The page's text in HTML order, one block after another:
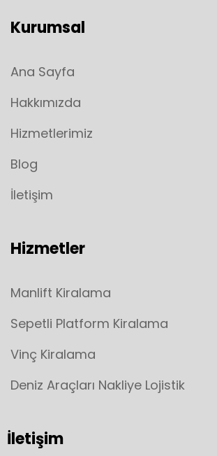
Kurumsal
Ana Sayfa
Hakkımızda
Hizmetlerimiz
Blog
İletişim
Hizmetler
Manlift Kiralama
Sepetli Platform Kiralama
Vinç Kiralama
Deniz Araçları Nakliye Lojistik
İletişim